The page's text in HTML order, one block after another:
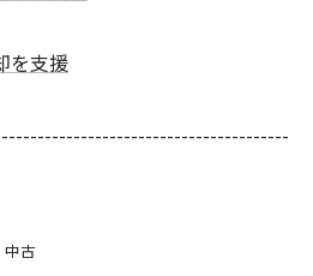
を支援
中古